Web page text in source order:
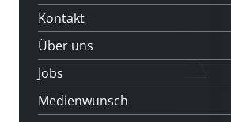
Kontakt
Über uns
Jobs
Medienwunsch